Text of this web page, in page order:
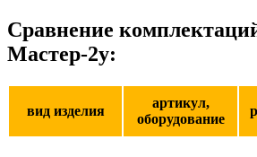
Сравнение
Мастер-2у:
вид изделия
артикул,
оборудование